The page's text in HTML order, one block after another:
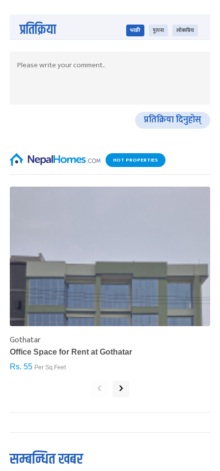
प्रतिक्रिया भर्खरै पुराना लोकप्रिय
प्रतिक्रिया दिनुहोस्
HOT PROPERTIES
Gothatar
Office Space for Rent at Gothatar
Rs. 55 Per Sq.Feet
‹ ›
सम्बन्धित खबर